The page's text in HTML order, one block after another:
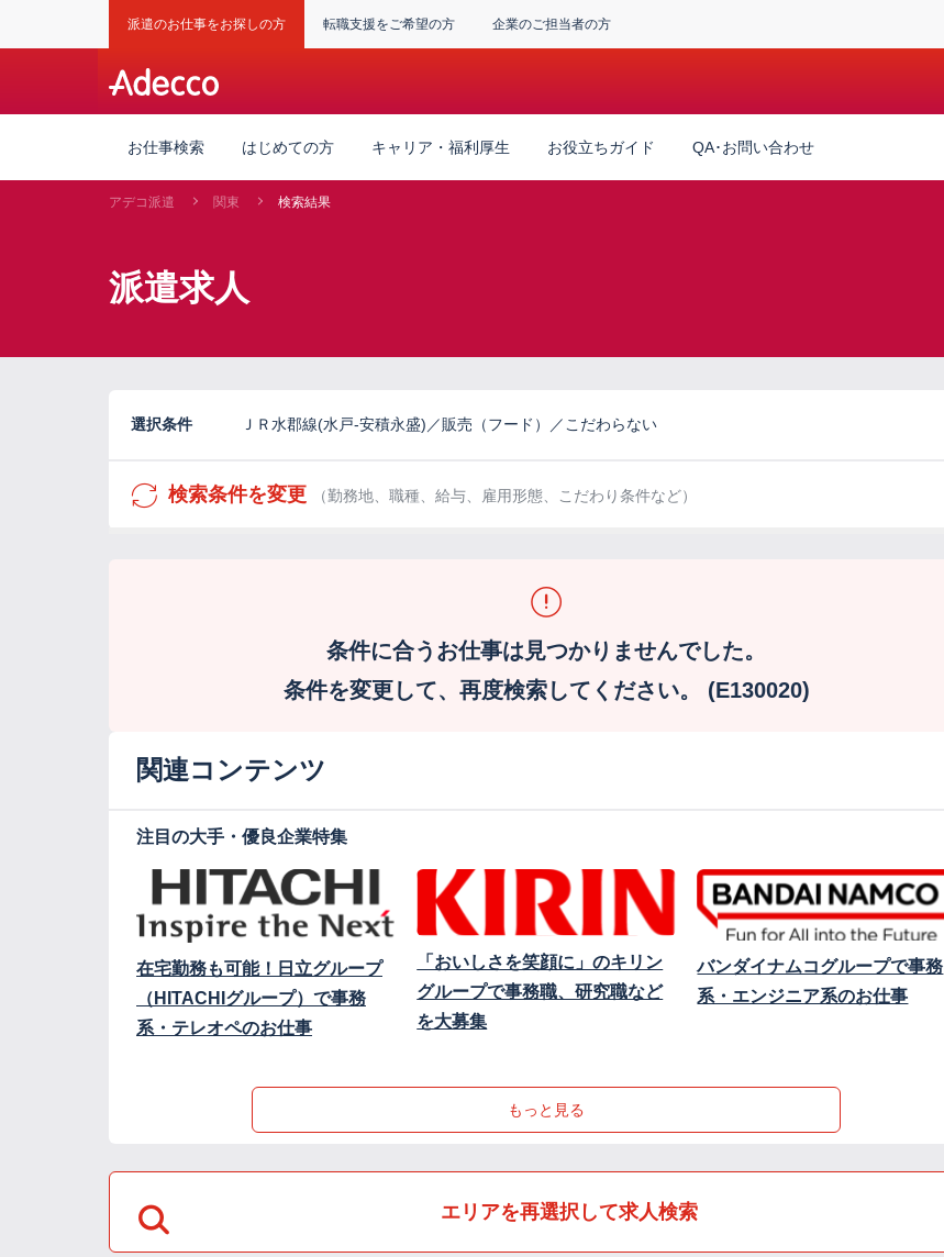
派遣のお仕事をお探しの方 転職支援をご希望の方 企業のご担当者の方
お仕事検索 はじめての方 キャリア・福利厚生 お役立ちガイド QA･お問い合わせ
アデコ派遣 関東 検索結果
派遣求人
選択条件 ＪＲ水郡線(水戸-安積永盛)／販売（フード）／こだわらない
検索条件を変更 （勤務地、職種、給与、雇用形態、こだわり条件など）
条件に合うお仕事は見つかりませんでした。
条件を変更して、再度検索してください。 (E130020)
関連コンテンツ
注目の大手・優良企業特集
在宅勤務も可能！日立グループ
（HITACHIグループ）で事務
系・テレオペのお仕事
「おいしさを笑顔に」のキリン
グループで事務職、研究職など
を大募集
バンダイナムコグループで事務
系・エンジニア系のお仕事
もっと見る
エリアを再選択して求人検索